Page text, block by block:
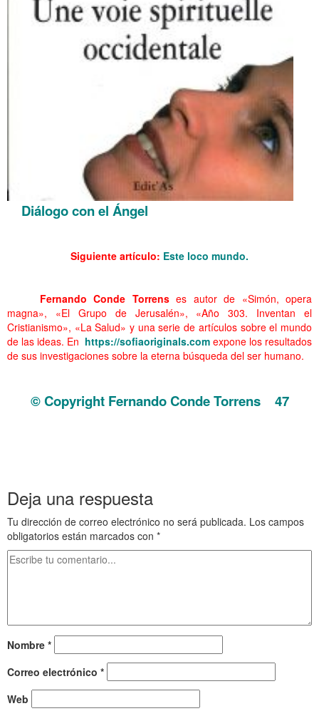
Diálogo con el Ángel
Siguiente artículo: Este loco mundo.
Fernando Conde Torrenses autor de «Simón, opera
magna», «El Grupo de Jerusalén», «Año 303. Inventan el
Cristianismo», «La Salud» y una serie de artículos sobre el mundo
de las ideas. En https://sofiaoriginals.com expone los resultados
de sus investigaciones sobre la eterna búsqueda del ser humano.
© Copyright Fernando Conde Torrens 47
Deja una respuesta
Tu dirección de correo electrónico no será publicada. Los campos
obligatorios están marcados con *
Nombre *
Correo electrónico *
Web